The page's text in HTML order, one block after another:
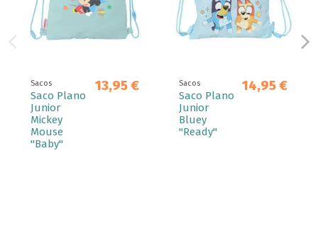
Sacos
Saco Plano
Junior
Mickey
Mouse
"Baby"
13,95 € Sacos
Saco Plano
Junior
Bluey
"Ready"
14,95 €